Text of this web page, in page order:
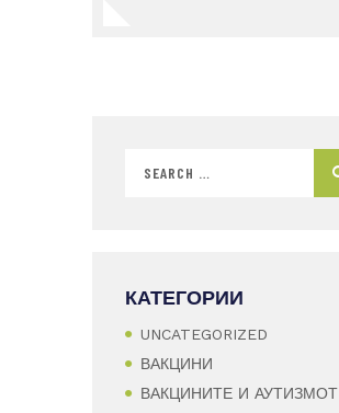
КАТЕГОРИИ
UNCATEGORIZED
ВАКЦИНИ
ВАКЦИНИТЕ И АУТИЗМОТ